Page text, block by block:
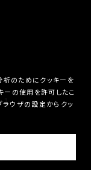
1
析のためにクッキーを
ーの使用を許可したこ
ラウザの設定からクッ